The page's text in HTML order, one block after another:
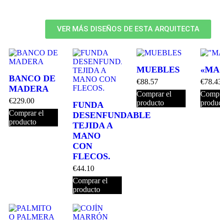
VER MÁS DISEÑOS DE ESTA ARQUITECTA
BANCO DE
MADERA
€229.00
Comprar el
producto
FUNDA
DESENFUNDABLE
TEJIDA A
MANO
CON
FLECOS.
€44.10
Comprar el
producto
MUEBLES
€88.57
Comprar el
producto
€